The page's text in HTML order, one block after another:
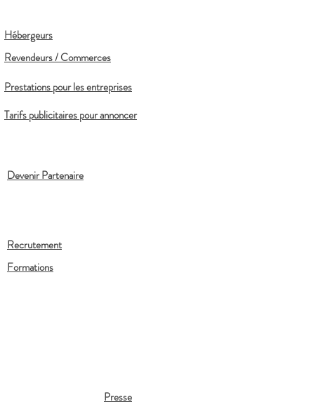
Hébergeurs
Revendeurs / Commerces
Prestations pour les entreprises
Tarifs publicitaires pour annoncer
Devenir Partenaire
Recrutement
Formations
Presse